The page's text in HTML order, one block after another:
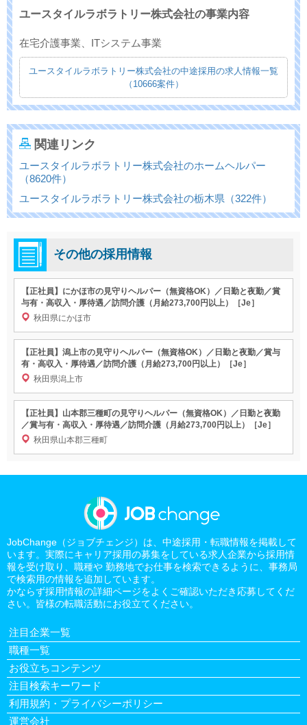
ユースタイルラボラトリー株式会社の事業内容
在宅介護事業、ITシステム事業
ユースタイルラボラトリー株式会社の中途採用の求人情報一覧
（10666案件）
関連リンク
ユースタイルラボラトリー株式会社のホームヘルパー
（8620件）
ユースタイルラボラトリー株式会社の栃木県（322件）
その他の採用情報
【正社員】にかほ市の見守りヘルパー（無資格OK）／日勤と夜勤／賞
与有・高収入・厚待遇／訪問介護（月給273,700円以上）［Je］
秋田県にかほ市
【正社員】潟上市の見守りヘルパー（無資格OK）／日勤と夜勤／賞与
有・高収入・厚待遇／訪問介護（月給273,700円以上）［Je］
秋田県潟上市
【正社員】山本郡三種町の見守りヘルパー（無資格OK）／日勤と夜勤
／賞与有・高収入・厚待遇／訪問介護（月給273,700円以上）［Je］
秋田県山本郡三種町
JobChange（ジョブチェンジ）は、中途採用・転職情報を掲載して
います。実際にキャリア採用の募集をしている求人企業から採用情
報を受け取り、職種や 勤務地でお仕事を検索できるように、事務局
で検索用の情報を追加しています。
かならず採用情報の詳細ページをよくご確認いただき応募してくだ
さい。皆様の転職活動にお役立てください。
注目企業一覧
職種一覧
お役立ちコンテンツ
注目検索キーワード
利用規約・プライバシーポリシー
運営会社